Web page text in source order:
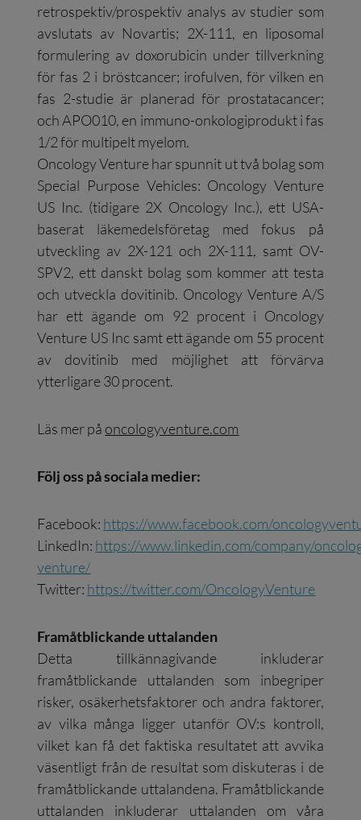
retrospektiv/prospektiv analys av studier som
avslutats av Novartis; 2X-111, en liposomal
formulering av doxorubicin under tillverkning
för fas 2 i bröstcancer; irofulven, för vilken en
fas 2-studie är planerad för prostatacancer;
och APO010, en immuno-onkologiprodukt i fas
1/2 för multipelt myelom.
Oncology Venture har spunnit ut två bolag som
Special Purpose Vehicles: Oncology Venture
US Inc. (tidigare 2X Oncology Inc.), ett USA-
baserat läkemedelsföretag med fokus på
utveckling av 2X-121 och 2X-111, samt OV-
SPV2, ett danskt bolag som kommer att testa
och utveckla dovitinib. Oncology Venture A/S
har ett ägande om 92 procent i Oncology
Venture US Inc samt ett ägande om 55 procent
av dovitinib med möjlighet att förvärva
ytterligare 30 procent.
Läs mer påoncologyventure.com
Följ oss på sociala medier:
Facebook: https://www.facebook.com/
LinkedIn: https://www.linkedin.com/company/
venture/
Twitter: https://twitter.com/OncologyVenture
Framåtblickande uttalanden
Detta tillkännagivande inkluderar
framåtblickande uttalanden som inbegriper
risker, osäkerhetsfaktorer och andra faktorer,
av vilka många ligger utanför OV:s kontroll,
vilket kan få det faktiska resultatet att avvika
väsentligt från de resultat som diskuteras i de
framåtblickande uttalandena. Framåtblickande
uttalanden inkluderar uttalanden om våra